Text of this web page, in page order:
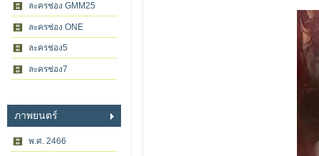
ละครช่อง GMM25
ละครช่อง ONE
ละครช่อง5
ละครช่อง7
ภาพยนตร์
พ.ศ. 2466